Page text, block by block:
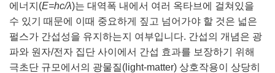
에너지(E=hc/λ)는 대역폭 내에서 여러 옥타브에 걸쳐있을
수 있기 때문에 이때 중요하게 짚고 넘어가야 할 것은 넓은
펄스가 간섭성을 유지하는지 여부입니다. 간섭의 개념은 광
파와 원자/전자 집단 사이에서 간섭 효과를 보장하기 위해
극초단 규모에서의 광물질(light-matter) 상호작용이 상당히